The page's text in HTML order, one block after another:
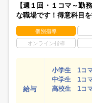
【週１回・１コマ～勤
な職場です！得意科目
個別指導
オンライン指導
給与
小学生 1コ
中学生 1コ
高校生 1コ